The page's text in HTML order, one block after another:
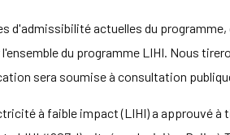
d'admissibilité actuelles du
du programme LIHI. Nous
sera soumise à consultation
à faible impact (LIHI) a approuvé